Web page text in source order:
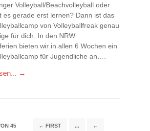
Volleyball/Beachvolleyball oder
es gerade erst lernen? Dann ist das
von Volleyballfreak genau
für dich. In den NRW
bieten wir in allen 6 Wochen ein
für Jugendliche an….
→
45 ← FIRST ... ←